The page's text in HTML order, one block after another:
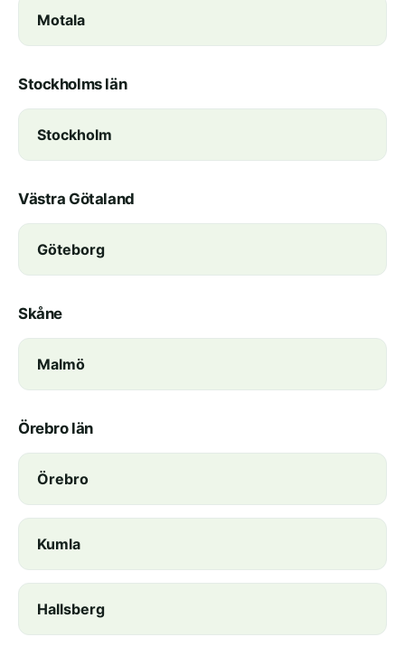
Motala
Stockholms län
Stockholm
Västra Götaland
Göteborg
Skåne
Malmö
Örebro län
Örebro
Kumla
Hallsberg